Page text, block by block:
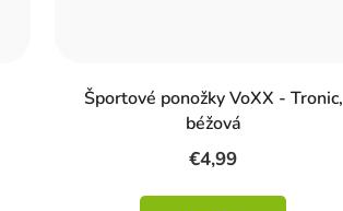
Športové ponožky VoXX - Tronic,
béžová
€4,99